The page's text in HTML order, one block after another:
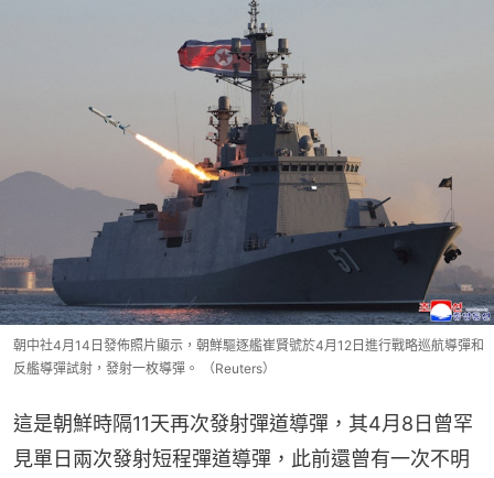
朝中社4月14日發佈照片顯示，朝鮮驅逐艦崔賢號於4月12日進行戰略巡航導彈和
反艦導彈試射，發射一枚導彈。 （Reuters）
這是朝鮮時隔11天再次發射彈道導彈，其4月8日曾罕
見單日兩次發射短程彈道導彈，此前還曾有一次不明